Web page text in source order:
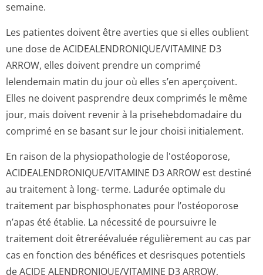
semaine.
Les patientes doivent être averties que si elles oublient
une dose de ACIDEALENDRONI­QUE/VITAMINE D3
ARROW, elles doivent prendre un comprimé
lelendemain matin du jour où elles s’en aperçoivent.
Elles ne doivent pasprendre deux comprimés le même
jour, mais doivent revenir à la prisehebdomadaire du
comprimé en se basant sur le jour choisi initialement.
En raison de la physiopathologie de l'ostéoporose,
ACIDEALENDRONI­QUE/VITAMINE D3 ARROW est destiné
au traitement à long- terme. Ladurée optimale du
traitement par bisphosphonates pour l’ostéoporose
n’apas été établie. La nécessité de poursuivre le
traitement doit êtreréévaluée régulièrement au cas par
cas en fonction des bénéfices et desrisques potentiels
de ACIDE ALENDRONIQUE/VI­TAMINE D3 ARROW,